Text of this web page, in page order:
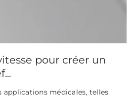
pour créer un
applications médicales, telles